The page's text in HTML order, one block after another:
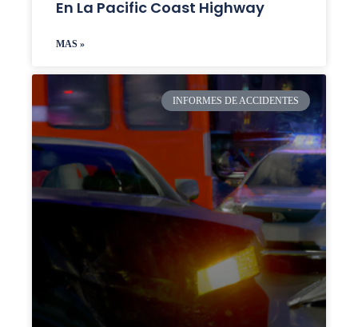
En La Pacific Coast Highway
MAS »
INFORMES DE ACCIDENTES